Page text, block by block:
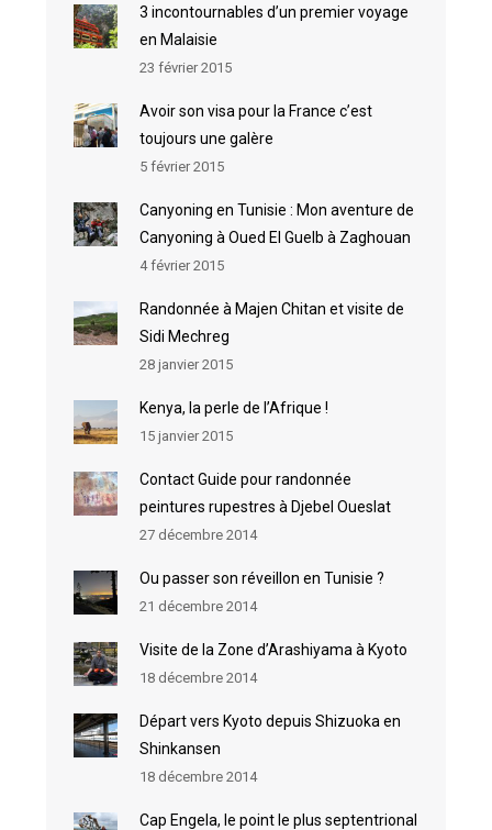
3 incontournables d’un premier voyage
en Malaisie
23 février 2015
Avoir son visa pour la France c’est
toujours une galère
5 février 2015
Canyoning en Tunisie : Mon aventure de
Canyoning à Oued El Guelb à Zaghouan
4 février 2015
Randonnée à Majen Chitan et visite de
Sidi Mechreg
28 janvier 2015
Kenya, la perle de l’Afrique !
15 janvier 2015
Contact Guide pour randonnée
peintures rupestres à Djebel Oueslat
27 décembre 2014
Ou passer son réveillon en Tunisie ?
21 décembre 2014
Visite de la Zone d’Arashiyama à Kyoto
18 décembre 2014
Départ vers Kyoto depuis Shizuoka en
Shinkansen
18 décembre 2014
Cap Engela, le point le plus septentrional